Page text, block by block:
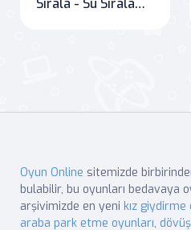
Sırala - Su Sıralama Bulmacası
Oyun Online sitemizde
bulabilir, bu oyunları bedavaya
arşivimizde en yeni kız giydirme
araba park etme oyunları,